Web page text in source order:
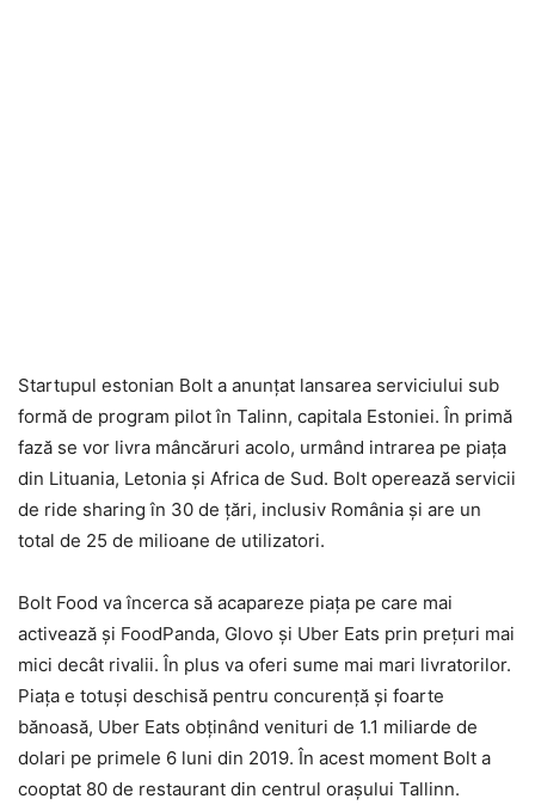
Startupul estonian Bolt a anunţat lansarea serviciului sub
formă de program pilot în Talinn, capitala Estoniei. În primă
fază se vor livra mâncăruri acolo, urmând intrarea pe piaţa
din Lituania, Letonia şi Africa de Sud. Bolt operează servicii
de ride sharing în 30 de ţări, inclusiv România şi are un
total de 25 de milioane de utilizatori.
Bolt Food va încerca să acapareze piaţa pe care mai
activează şi FoodPanda, Glovo şi Uber Eats prin preţuri mai
mici decât rivalii. În plus va oferi sume mai mari livratorilor.
Piaţa e totuşi deschisă pentru concurenţă şi foarte
bănoasă, Uber Eats obţinând venituri de 1.1 miliarde de
dolari pe primele 6 luni din 2019. În acest moment Bolt a
cooptat 80 de restaurant din centrul oraşului Tallinn.